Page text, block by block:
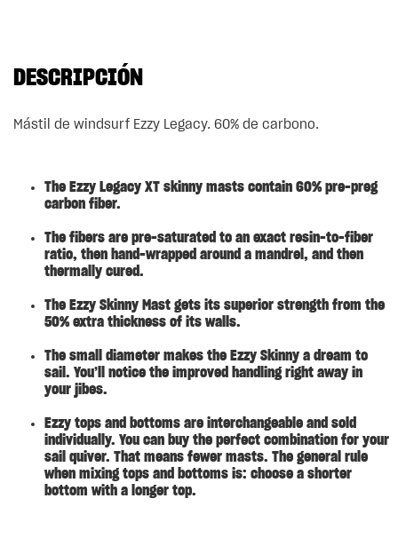
DESCRIPCIÓN
Mástil de windsurf Ezzy Legacy. 60% de carbono.
The Ezzy Legacy XT skinny masts contain 60% pre-preg
carbon fiber.
The fibers are pre-saturated to an exact resin-to-fiber
ratio, then hand-wrapped around a mandrel, and then
thermally cured.
The Ezzy Skinny Mast gets its superior strength from the
50% extra thickness of its walls.
The small diameter makes the Ezzy Skinny a dream to
sail. You’ll notice the improved handling right away in
your jibes.
Ezzy tops and bottoms are interchangeable and sold
individually. You can buy the perfect combination for your
sail quiver. That means fewer masts. The general rule
when mixing tops and bottoms is: choose a shorter
bottom with a longer top.